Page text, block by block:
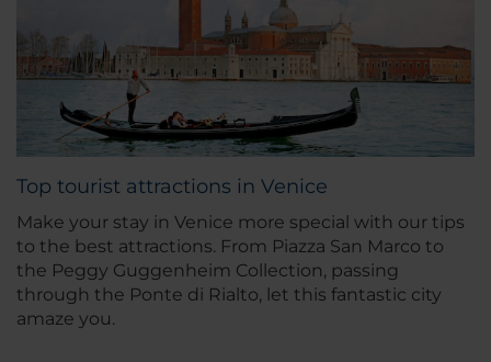
Top tourist attractions in Venice
Make your stay in Venice more special with our tips
to the best attractions. From Piazza San Marco to
the Peggy Guggenheim Collection, passing
through the Ponte di Rialto, let this fantastic city
amaze you.